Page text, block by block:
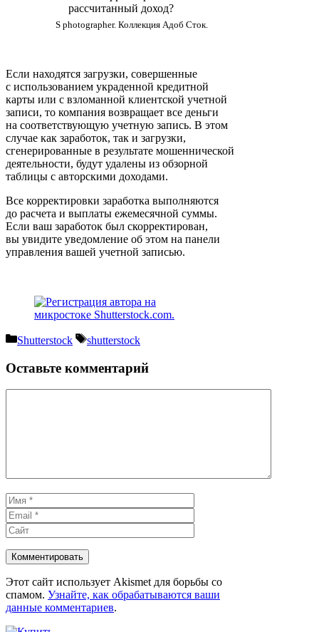
S photographer. Коллекция Адоб Сток.
Если находятся загрузки, совершенные
с использованием украденной кредитной
карты или с взломанной клиентской учетной
записи, то компания возвращает все деньги
на соответствующую учетную запись. В этом
случае как заработок, так и загрузки,
сгенерированные в результате мошеннической
деятельности, будут удалены из обзорной
таблицы с авторскими доходами.
Все корректировки заработка выполняются
до расчета и выплаты ежемесячной суммы.
Если ваш заработок был скорректирован,
вы увидите уведомление об этом на панели
управления вашей учетной записью.
Рубрики
Shutterstock Метки
shutterstock
Оставьте комментарий
Имя
Этот сайт использует Akismet для борьбы со
спамом. Узнайте, как обрабатываются ваши
данные комментариев.